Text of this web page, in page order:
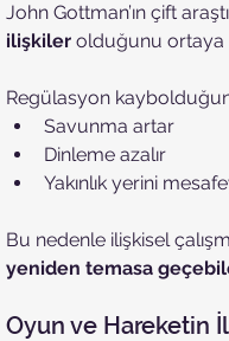
John Gottman’ın çift
ilişkiler olduğunu ortaya
Regülasyon
Savunma artar
Dinleme azalır
Yakınlık yerini
Bu nedenle ilişkisel
yeniden temasa
Oyun ve Hareketin